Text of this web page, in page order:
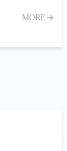
MORE